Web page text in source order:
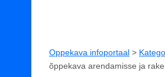
Oppekava infoportaal >
õppekava arendamisse ja